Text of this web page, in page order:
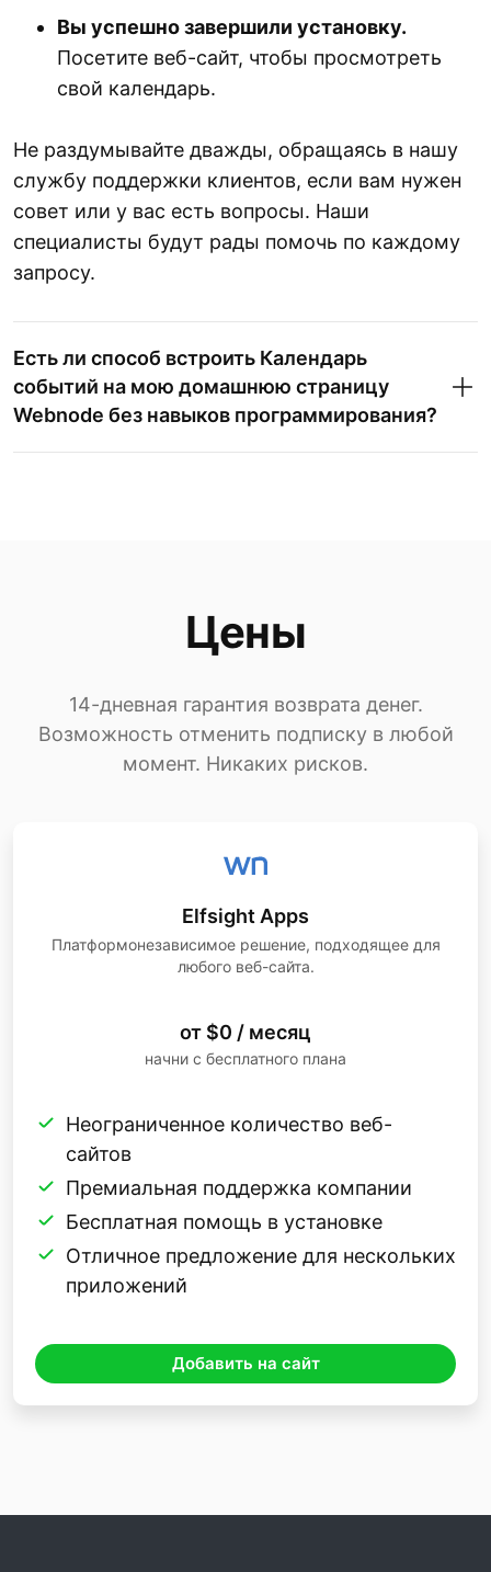
Вы успешно завершили установку.
Посетите веб-сайт, чтобы просмотреть
свой календарь.
Не раздумывайте дважды, обращаясь в нашу
службу поддержки клиентов, если вам нужен
совет или у вас есть вопросы. Наши
специалисты будут рады помочь по каждому
запросу.
Есть ли способ встроить Календарь
событий на мою домашнюю страницу
Webnode без навыков программирования?
Цены
14-дневная гарантия возврата денег.
Возможность отменить подписку в любой
момент. Никаких рисков.
Elfsight Apps
Платформонезависимое решение, подходящее для
любого веб-сайта.
от $0 / месяц
начни с бесплатного плана
Неограниченное количество веб-
сайтов
Премиальная поддержка компании
Бесплатная помощь в установке
Отличное предложение для нескольких
приложений
Добавить на сайт